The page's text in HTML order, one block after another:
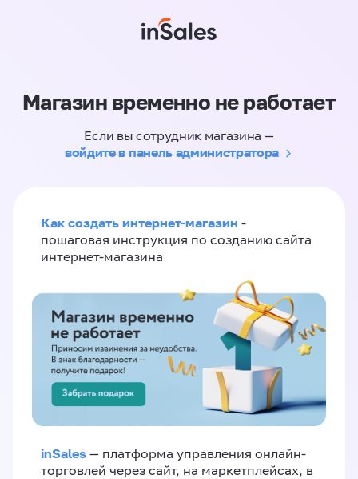
Магазин временно не работает
Если вы сотрудник магазина —
войдите в панель администратора
Как создать интернет-магазин -
пошаговая инструкция по созданию сайта
интернет-магазина
inSales — платформа управления онлайн-
торговлей через сайт, на маркетплейсах, в